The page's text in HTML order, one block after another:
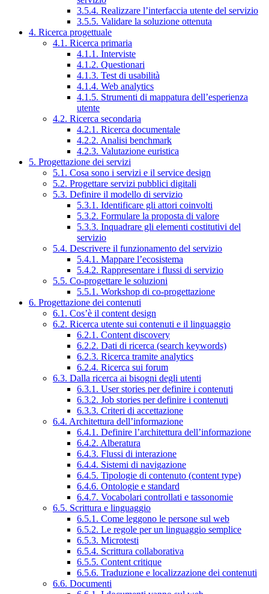
3.5.4. Realizzare l’interfaccia utente del servizio
3.5.5. Validare la soluzione ottenuta
4. Ricerca progettuale
4.1. Ricerca primaria
4.1.1. Interviste
4.1.2. Questionari
4.1.3. Test di usabilità
4.1.4. Web analytics
4.1.5. Strumenti di mappatura dell’esperienza
utente
4.2. Ricerca secondaria
4.2.1. Ricerca documentale
4.2.2. Analisi benchmark
4.2.3. Valutazione euristica
5. Progettazione dei servizi
5.1. Cosa sono i servizi e il service design
5.2. Progettare servizi pubblici digitali
5.3. Definire il modello di servizio
5.3.1. Identificare gli attori coinvolti
5.3.2. Formulare la proposta di valore
5.3.3. Inquadrare gli elementi costitutivi del
servizio
5.4. Descrivere il funzionamento del servizio
5.4.1. Mappare l’ecosistema
5.4.2. Rappresentare i flussi di servizio
5.5. Co-progettare le soluzioni
5.5.1. Workshop di co-progettazione
6. Progettazione dei contenuti
6.1. Cos’è il content design
6.2. Ricerca utente sui contenuti e il linguaggio
6.2.1. Content discovery
6.2.2. Dati di ricerca (search keywords)
6.2.3. Ricerca tramite analytics
6.2.4. Ricerca sui forum
6.3. Dalla ricerca ai bisogni degli utenti
6.3.1. User stories per definire i contenuti
6.3.2. Job stories per definire i contenuti
6.3.3. Criteri di accettazione
6.4. Architettura dell’informazione
6.4.1. Definire l’architettura dell’informazione
6.4.2. Alberatura
6.4.3. Flussi di interazione
6.4.4. Sistemi di navigazione
6.4.5. Tipologie di contenuto (content type)
6.4.6. Ontologie e standard
6.4.7. Vocabolari controllati e tassonomie
6.5. Scrittura e linguaggio
6.5.1. Come leggono le persone sul web
6.5.2. Le regole per un linguaggio semplice
6.5.3. Microtesti
6.5.4. Scrittura collaborativa
6.5.5. Content critique
6.5.6. Traduzione e localizzazione dei contenuti
6.6. Documenti